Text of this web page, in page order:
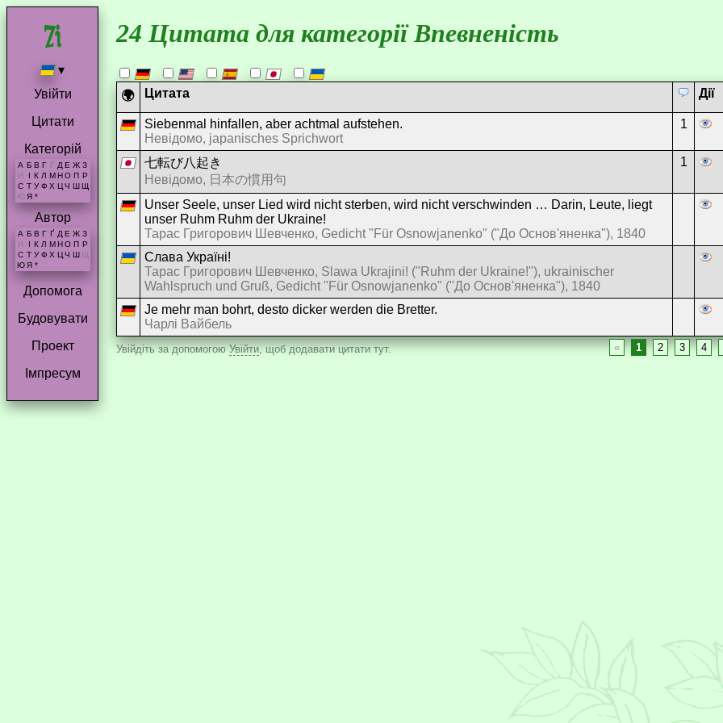
▾
Увійти
Цитати
Категорій
А Б В Г Ґ Д Е Ж З
И
І К Л М Н О П Р
С Т У Ф Х Ц Ч Ш Щ
Ю Я *
Автор
А Б В Г Ґ Д Е Ж З
И
К Л М Н О П Р
С Т У Ф Х Ц Ч Ш Щ
Ю Я *
Допомога
Будовувати
Проект
Імпресум
24 Цитата для категорії Впевненість
🌍 Цитата Дії
Siebenmal hinfallen, aber achtmal aufstehen.
Невідомо, japanisches Sprichwort
1
七転び八起き
Невідомо, 日本の慣用句
1
Unser Seele, unser Lied wird nicht sterben, wird nicht verschwinden … Darin, Leute, liegt
unser Ruhm Ruhm der Ukraine!
Тарас Григорович Шевченко, Gedicht "Für Osnowjanenko" ("До Основ'яненка"), 1840
Слава Україні!
Тарас Григорович Шевченко, Slawa Ukrajini! ("Ruhm der Ukraine!"), ukrainischer
Wahlspruch und Gruß, Gedicht "Für Osnowjanenko" ("До Основ'яненка"), 1840
Je mehr man bohrt, desto dicker werden die Bretter.
Чарлі Вайбель
« 1 2 3 4
Увійдіть за допомогоюУвійти, щоб додавати цитати тут.